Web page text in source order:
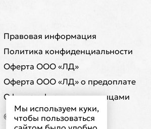
Правовая информация
Политика конфиденциальности
Оферта ООО «ЛД»
Оферта ООО «ЛД» о предоплате
Оферта с физическими лицами
© ООО "ЛД"
Мы используем куки,
чтобы пользоваться